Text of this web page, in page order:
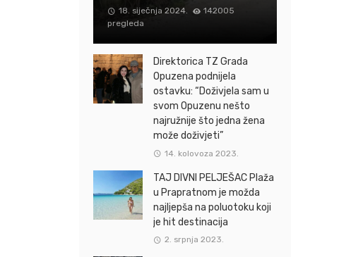
18. siječnja 2024.
142005
pregleda
Direktorica TZ Grada
Opuzena podnijela
ostavku: “Doživjela sam u
svom Opuzenu nešto
najružnije što jedna žena
može doživjeti”
14. kolovoza 2023.
TAJ DIVNI PELJEŠAC Plaža
u Prapratnom je možda
najljepša na poluotoku koji
je hit destinacija
2. srpnja 2023.